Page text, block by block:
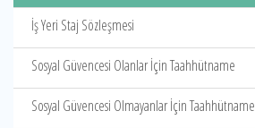
İş Yeri Staj Sözleşmesi
Sosyal Güvencesi Olanlar İçin Taahhütname
Sosyal Güvencesi Olmayanlar İçin Taahhütname